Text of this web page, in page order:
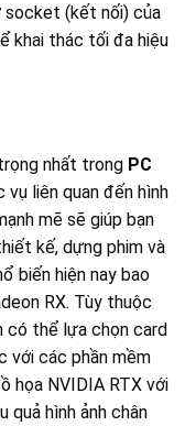
socket (kết nối) của
khai thác tối đa hiệu
nhất trong PC
liên quan đến hình
mẽ sẽ giúp bạn
kế, dựng phim và
biến hiện nay bao
RX. Tùy thuộc
có thể lựa chọn card
với các phần mềm
họa NVIDIA RTX với
quả hình ảnh chân